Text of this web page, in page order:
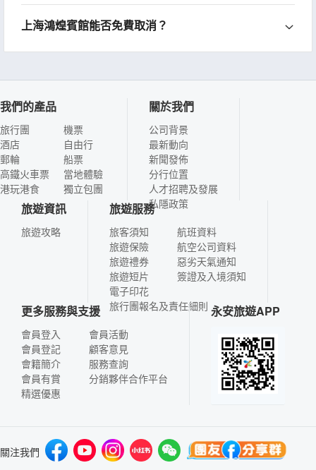
上海鴻煌賓館能否免費取消？
我們的產品
旅行團
酒店
郵輪
高鐵火車票
港玩港食
機票
自由行
船票
當地體驗
獨立包團
關於我們
公司背景
最新動向
新聞發佈
分行位置
人才招聘及發展
私隱政策
旅遊資訊
旅遊攻略
旅遊服務
旅客須知
旅遊保險
旅遊禮券
旅遊短片
電子印花
航班資料
航空公司資料
惡劣天氣通知
簽證及入境須知
旅行團報名及責任細則
更多服務與支援
會員登入
會員登記
會籍簡介
會員有賞
精選優惠
會員活動
顧客意見
服務查詢
分銷夥伴合作平台
永安旅遊APP
關注我們